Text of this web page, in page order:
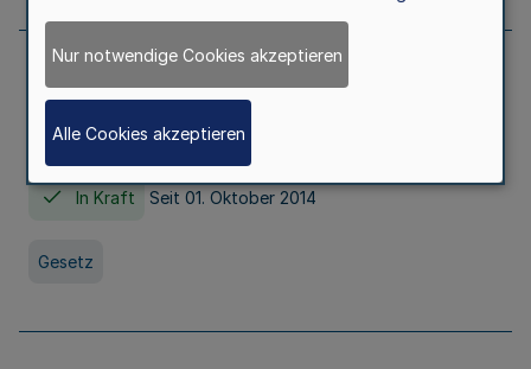
Gesetz über die Hochschulen des Landes
Nordrhein-Westfalen (Hochschulgesetz -
HG)
In Kraft Seit 01. Oktober 2014
Gesetz
Nur notwendige Cookies akzeptieren
Alle Cookies akzeptieren